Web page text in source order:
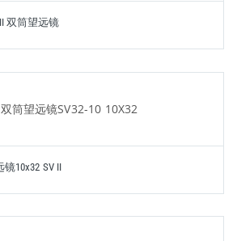
双筒望远镜
10x32 SV II